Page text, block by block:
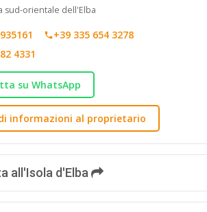
sud-orientale dell'Elba
+39 335 654 3278
4331
su WhatsApp
informazioni al proprietario
all'Isola d'Elba